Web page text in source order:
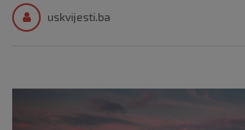
uskvijesti.ba